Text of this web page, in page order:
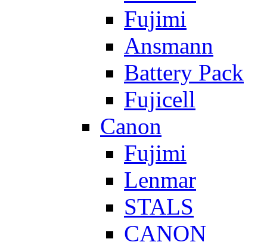
Fujimi
Ansmann
Battery Pack
Fujicell
Canon
Fujimi
Lenmar
STALS
CANON